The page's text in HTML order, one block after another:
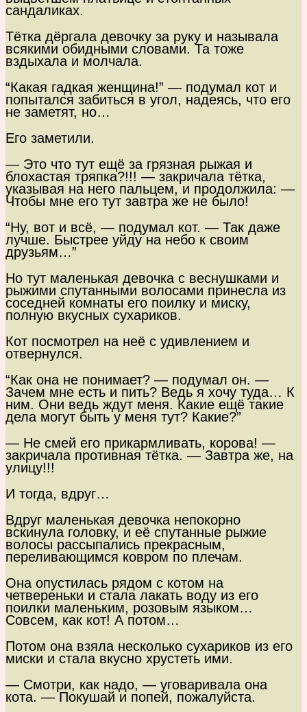
сандаликах.
Тётка дёргала девочку за руку и называла
всякими обидными словами. Та тоже
вздыхала и молчала.
“Какая гадкая женщина!” — подумал кот и
попытался забиться в угол, надеясь, что его
не заметят, но…
Его заметили.
— Это что тут ещё за грязная рыжая и
блохастая тряпка?!!! — закричала тётка,
указывая на него пальцем, и продолжила: —
Чтобы мне его тут завтра же не было!
“Ну, вот и всё, — подумал кот. — Так даже
лучше. Быстрее уйду на небо к своим
друзьям…”
Но тут маленькая девочка с веснушками и
рыжими спутанными волосами принесла из
соседней комнаты его поилку и миску,
полную вкусных сухариков.
Кот посмотрел на неё с удивлением и
отвернулся.
“Как она не понимает? — подумал он. —
Зачем мне есть и пить? Ведь я хочу туда… К
ним. Они ведь ждут меня. Какие ещё такие
дела могут быть у меня тут? Какие?”
— Не смей его прикармливать, корова! —
закричала противная тётка. — Завтра же, на
улицу!!!
И тогда, вдруг…
Вдруг маленькая девочка непокорно
вскинула головку, и её спутанные рыжие
волосы рассыпались прекрасным,
переливающимся ковром по плечам.
Она опустилась рядом с котом на
четвереньки и стала лакать воду из его
поилки маленьким, розовым языком…
Совсем, как кот! А потом…
Потом она взяла несколько сухариков из его
миски и стала вкусно хрустеть ими.
— Смотри, как надо, — уговаривала она
кота. — Покушай и попей, пожалуйста.